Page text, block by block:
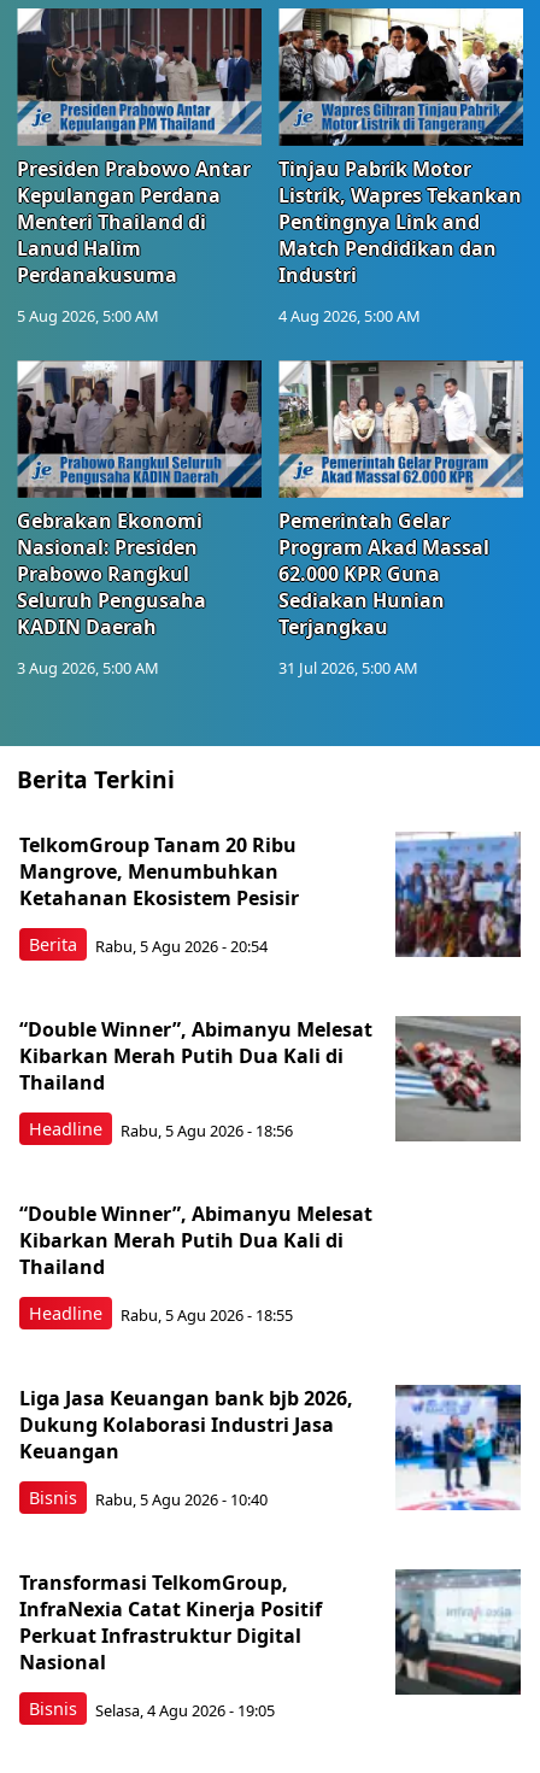
Presiden Prabowo Antar
Kepulangan Perdana
Menteri Thailand di
Lanud Halim
Perdanakusuma
5 Aug 2026, 5:00 AM
Tinjau Pabrik Motor
Listrik, Wapres Tekankan
Pentingnya Link and
Match Pendidikan dan
Industri
4 Aug 2026, 5:00 AM
Gebrakan Ekonomi
Nasional: Presiden
Prabowo Rangkul
Seluruh Pengusaha
KADIN Daerah
3 Aug 2026, 5:00 AM
Pemerintah Gelar
Program Akad Massal
62.000 KPR Guna
Sediakan Hunian
Terjangkau
31 Jul 2026, 5:00 AM
Berita Terkini
Berita
TelkomGroup Tanam 20 Ribu
Mangrove, Menumbuhkan
Ketahanan Ekosistem Pesisir
Rabu, 5 Agu 2026 - 20:54
Headline
“Double Winner”, Abimanyu Melesat
Kibarkan Merah Putih Dua Kali di
Thailand
Rabu, 5 Agu 2026 - 18:56
Headline
“Double Winner”, Abimanyu Melesat
Kibarkan Merah Putih Dua Kali di
Thailand
Rabu, 5 Agu 2026 - 18:55
Bisnis
Liga Jasa Keuangan bank bjb 2026,
Dukung Kolaborasi Industri Jasa
Keuangan
Rabu, 5 Agu 2026 - 10:40
Bisnis
Transformasi TelkomGroup,
InfraNexia Catat Kinerja Positif
Perkuat Infrastruktur Digital
Nasional
Selasa, 4 Agu 2026 - 19:05